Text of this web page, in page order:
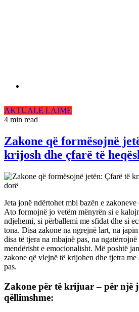
AKTUALE LAJME
4 min read
Zakone që formësojnë
krijosh dhe çfarë të
Jeta jonë ndërtohet mbi bazën e
Ato formojnë jo vetëm mënyrën si e
ndjehemi, si përballemi me sfidat dhe si
tona. Disa zakone na ngrejnë lart, na
disa të tjera na mbajnë pas, na
mendërisht e emocionalisht. Më poshtë
zakone që vlejnë të krijohen dhe tjetra me
pas.
Zakone për të krijuar – për një
qëllimshme: